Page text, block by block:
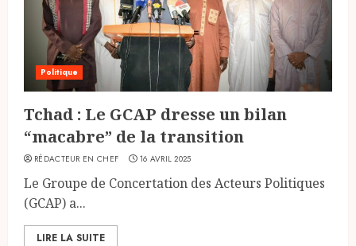
Politique
Tchad : Le GCAP dresse un bilan
“macabre” de la transition
RÉDACTEUR EN CHEF 16 AVRIL 2025
Le Groupe de Concertation des Acteurs Politiques
(GCAP) a...
LIRE LA SUITE